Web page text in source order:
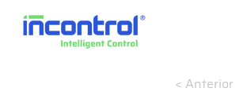
< Anterior